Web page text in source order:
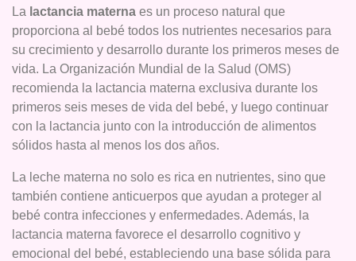
La lactancia materna es un proceso natural que
proporciona al bebé todos los nutrientes necesarios para
su crecimiento y desarrollo durante los primeros meses de
vida. La Organización Mundial de la Salud (OMS)
recomienda la lactancia materna exclusiva durante los
primeros seis meses de vida del bebé, y luego continuar
con la lactancia junto con la introducción de alimentos
sólidos hasta al menos los dos años.
La leche materna no solo es rica en nutrientes, sino que
también contiene anticuerpos que ayudan a proteger al
bebé contra infecciones y enfermedades. Además, la
lactancia materna favorece el desarrollo cognitivo y
emocional del bebé, estableciendo una base sólida para